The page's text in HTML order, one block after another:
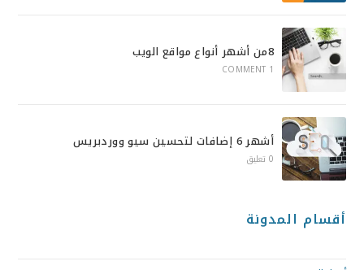
8من أشهر أنواع مواقع الويب
1 COMMENT
أشهر 6 إضافات لتحسين سيو ووردبريس
0 تعليق
أقسام المدونة